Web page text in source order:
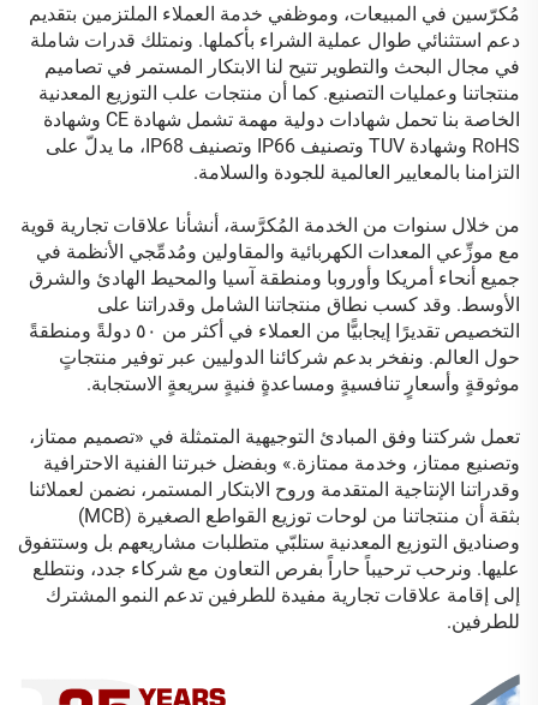
مُكرّسين في المبيعات، وموظفي خدمة العملاء الملتزمين بتقديم
دعم استثنائي طوال عملية الشراء بأكملها. ونمتلك قدرات شاملة
في مجال البحث والتطوير تتيح لنا الابتكار المستمر في تصاميم
منتجاتنا وعمليات التصنيع. كما أن منتجات علب التوزيع المعدنية
الخاصة بنا تحمل شهادات دولية مهمة تشمل شهادة CE وشهادة
RoHS وشهادة TUV وتصنيف IP66 وتصنيف IP68، ما يدلّ على
التزامنا بالمعايير العالمية للجودة والسلامة.
من خلال سنوات من الخدمة المُكرَّسة، أنشأنا علاقات تجارية قوية
مع موزِّعي المعدات الكهربائية والمقاولين ومُدمِّجي الأنظمة في
جميع أنحاء أمريكا وأوروبا ومنطقة آسيا والمحيط الهادئ والشرق
الأوسط. وقد كسب نطاق منتجاتنا الشامل وقدراتنا على
التخصيص تقديرًا إيجابيًّا من العملاء في أكثر من ٥٠ دولةً ومنطقةً
حول العالم. ونفخر بدعم شركائنا الدوليين عبر توفير منتجاتٍ
موثوقةٍ وأسعارٍ تنافسيةٍ ومساعدةٍ فنيةٍ سريعةٍ الاستجابة.
تعمل شركتنا وفق المبادئ التوجيهية المتمثلة في «تصميم ممتاز،
وتصنيع ممتاز، وخدمة ممتازة.» وبفضل خبرتنا الفنية الاحترافية
وقدراتنا الإنتاجية المتقدمة وروح الابتكار المستمر، نضمن لعملائنا
بثقة أن منتجاتنا من لوحات توزيع القواطع الصغيرة (MCB)
وصناديق التوزيع المعدنية ستلبّي متطلبات مشاريعهم بل وستتفوق
عليها. ونرحب ترحيباً حاراً بفرص التعاون مع شركاء جدد، ونتطلع
إلى إقامة علاقات تجارية مفيدة للطرفين تدعم النمو المشترك
للطرفين.